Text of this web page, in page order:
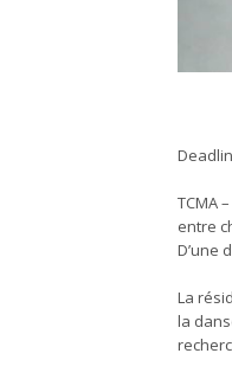
TCMA
entre
D’une
La
la